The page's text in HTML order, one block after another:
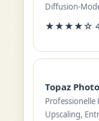
Diffusion-
★★★★☆
Topaz
Professionelle
Upscaling,